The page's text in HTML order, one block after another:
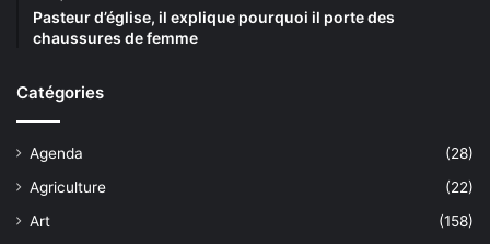
Pasteur d’église, il explique pourquoi il porte des
chaussures de femme
Catégories
Agenda
(28)
Agriculture
(22)
Art
(158)